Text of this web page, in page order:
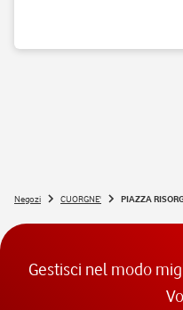
Negozi CUORGNE' PIAZZA
Gestisci nel modo